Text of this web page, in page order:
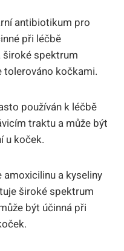
antibiotikum pro
při léčbě
široké spektrum
⁢tolerováno kočkami.
​používán k léčbě
traktu a‌ může být
⁤u‍ koček.
amoxicilinu a kyseliny
široké spektrum
být účinná při